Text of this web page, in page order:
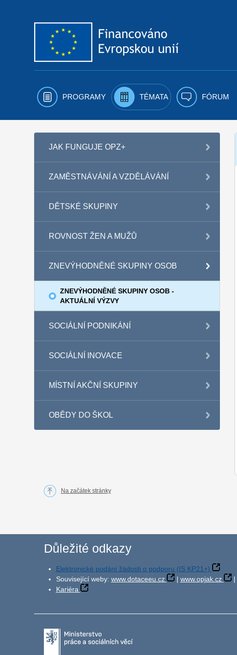
PROGRAMY TÉMATA FÓRUM
JAK FUNGUJE OPZ+
ZAMĚSTNÁVÁNÍ A VZDĚLÁVÁNÍ
DĚTSKÉ SKUPINY
ROVNOST ŽEN A MUŽŮ
ZNEVÝHODNĚNÉ SKUPINY OSOB
ZNEVÝHODNĚNÉ SKUPINY OSOB -
AKTUÁLNÍ VÝZVY
SOCIÁLNÍ PODNIKÁNÍ
SOCIÁLNÍ INOVACE
MÍSTNÍ AKČNÍ SKUPINY
OBĚDY DO ŠKOL
Na začátek stránky
Důležité odkazy
Elektronické podání žádosti o podporu (IS KP21+)
Související weby: www.dotaceeu.cz | www.opjak.cz |
Kariéra